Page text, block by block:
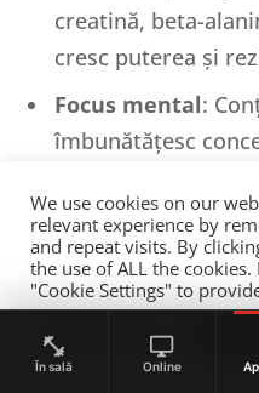
creatină, beta-
cresc puterea și
Focus mental:
îmbunătățesc
Doza recomandată:
eticheta produsului,
înainte de
We use cookies on our
relevant experience by
and repeat visits. By
the use of ALL the
"Cookie Settings" to
Cookie Settings Accept
În sală Online